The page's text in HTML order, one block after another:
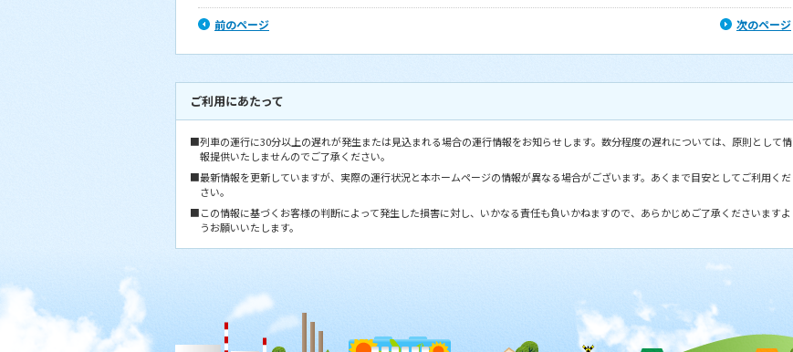
前のページ 次のページ
ご利用にあたって
■列車の運行に30分以上の遅れが発生または見込まれる場合の運行情報をお知らせします。数分程度の遅れについては、原則として情
報提供いたしませんのでご了承ください。
■最新情報を更新していますが、実際の運行状況と本ホームページの情報が異なる場合がございます。あくまで目安としてご利用くだ
さい。
■この情報に基づくお客様の判断によって発生した損害に対し、いかなる責任も負いかねますので、あらかじめご了承くださいますよ
うお願いいたします。